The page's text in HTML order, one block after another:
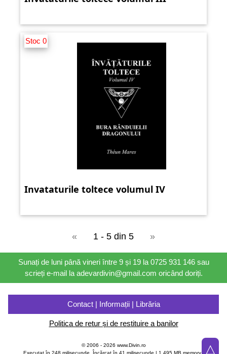
Stoc 0
Invataturile toltece volumul IV
« 1 - 5 din 5 »
Sunați de luni până vineri între 9 și 19 la 0725 931 146 sau
scrieți e-mail la adevardivin@gmail.com oricând doriți.
Contact | Informații | Librăria
Politica de retur și de restituire a banilor
© 2006 - 2026 www.Divin.ro
Executat în 248 milisecunde, Încărcat în 41 milisecunde | 1,495 MB memory | △